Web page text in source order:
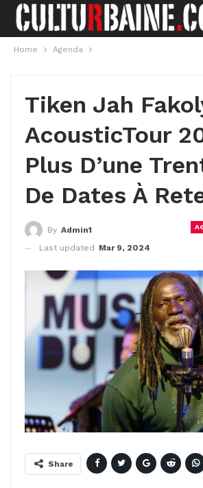
Home Agenda
Tiken Jah
AcousticTour
Plus D’une
De Dates À
By Admin1
Last updated
Mar 9, 2024
Share